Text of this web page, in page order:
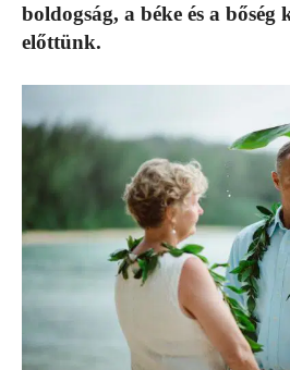
boldogság, a béke és a
előttünk.